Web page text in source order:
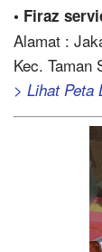
• Firaz
Alamat :
Kec. Taman
> Lihat Peta